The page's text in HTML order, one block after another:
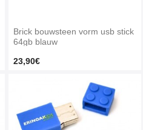
Brick bouwsteen vorm usb stick
64gb blauw
23,90€